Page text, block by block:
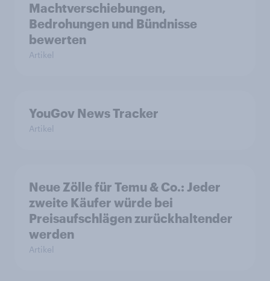
Machtverschiebungen,
Bedrohungen und Bündnisse
bewerten
Artikel
YouGov News Tracker
Artikel
Neue Zölle für Temu & Co.: Jeder
zweite Käufer würde bei
Preisaufschlägen zurückhaltender
werden
Artikel